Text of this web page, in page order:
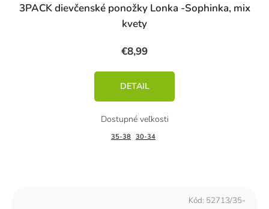
3PACK dievčenské ponožky Lonka -Sophinka, mix
kvety
€8,99
DETAIL
35-38 30-34
Kód: 52713/35-